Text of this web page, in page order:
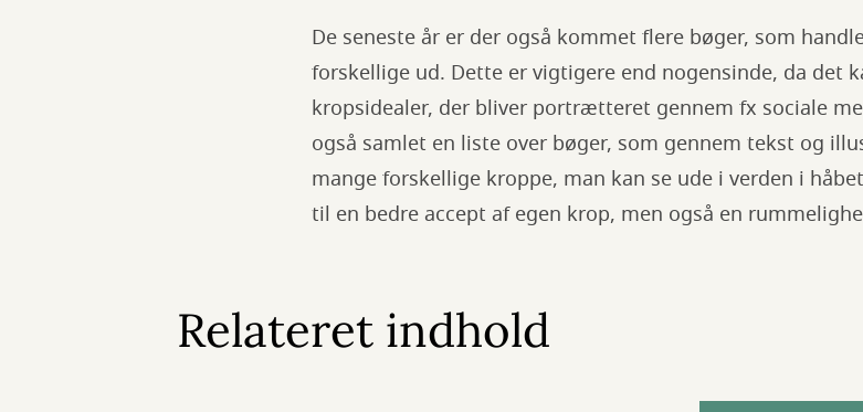
De seneste år er der også kommet flere bøger, som
forskellige ud. Dette er vigtigere end nogensinde, da det
kropsidealer, der bliver portrætteret gennem fx sociale
også samlet en liste over bøger, som gennem tekst og
mange forskellige kroppe, man kan se ude i verden i
til en bedre accept af egen krop, men også en
Relateret indhold